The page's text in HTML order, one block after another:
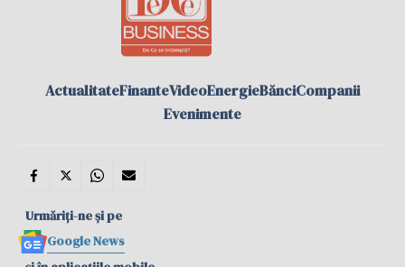
ActualitateFinanteVideoEnergieBănciCompanii
Evenimente
Urmăriți-ne și pe
Google News